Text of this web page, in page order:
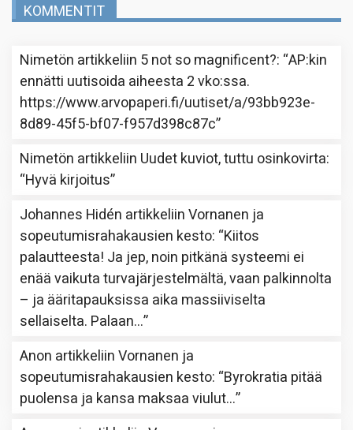
KOMMENTIT
Nimetön artikkeliin 5 not so magnificent?: “AP:kin
ennätti uutisoida aiheesta 2 vko:ssa.
https://www.arvopaperi.fi/uutiset/a/93bb923e-
8d89-45f5-bf07-f957d398c87c”
Nimetön artikkeliin Uudet kuviot, tuttu osinkovirta:
“Hyvä kirjoitus”
Johannes Hidén artikkeliinVornanen ja
sopeutumisrahakausien kesto: “Kiitos
palautteesta! Ja jep, noin pitkänä systeemi ei
enää vaikuta turvajärjestelmältä, vaan palkinnolta
– ja ääritapauksissa aika massiiviselta
sellaiselta. Palaan…”
Anon artikkeliinVornanen ja
sopeutumisrahakausien kesto: “Byrokratia pitää
puolensa ja kansa maksaa viulut…”